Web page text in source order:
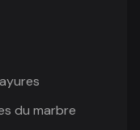
du marbre